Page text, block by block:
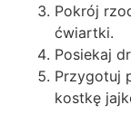
Pokrój
ćwiartki.
Posiekaj
Przygotuj
kostkę